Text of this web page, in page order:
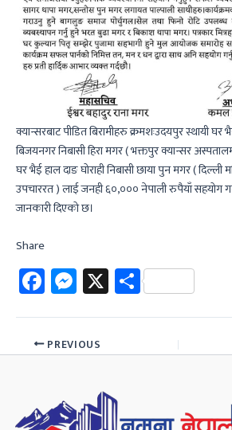
क्यान्सरबाट पीडित बिरामीहरु क्रमशःउदयपुर स्थायी
बिजयनगर निबासी हिरा मगर ( भक्तपुर क्यान्सर
घर भैई हाल दाङ घोराही निबासी छाया पुन मगर ( दिल्ली
उपचाररत ) लाई जनही ६०,००० नेपाली रुपैयाँ सहयोग
जानकारी दिएको छ।
Share
Fa
ce
b
o
M
es
se
n
ge
r
X Sh
ar
e
PREVIOUS